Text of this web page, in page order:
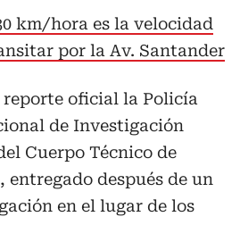
km/hora es la velocidad
por la Av. Santander
reporte oficial la Policía
de Investigación
Cuerpo Técnico de
después de un
en el lugar de los